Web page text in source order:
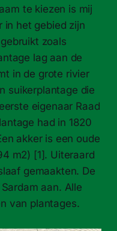
te kiezen is mij
in het gebied zijn
zoals
lag aan de
in de grote rivier
suikerplantage die
eigenaar Raad
had in 1820
akker is een oude
m2) [1]. Uiteraard
gemaakten. De
aan. Alle
van plantages.